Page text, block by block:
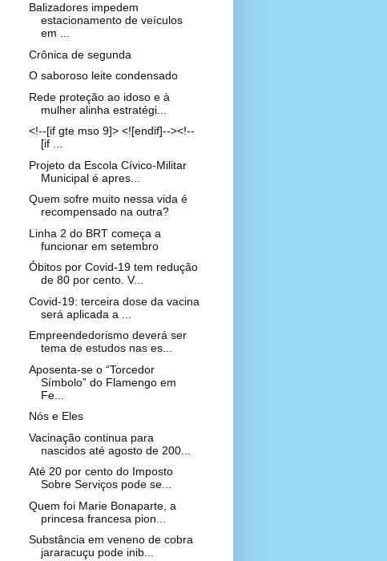
Balizadores impedem
estacionamento de veículos
em ...
Crônica de segunda
O saboroso leite condensado
Rede proteção ao idoso e à
mulher alinha estratégi...
<!--[if gte mso 9]> <![endif]--><!--
[if ...
Projeto da Escola Cívico-Militar
Municipal é apres...
Quem sofre muito nessa vida é
recompensado na outra?
Linha 2 do BRT começa a
funcionar em setembro
Óbitos por Covid-19 tem redução
de 80 por cento. V...
Covid-19: terceira dose da vacina
será aplicada a ...
Empreendedorismo deverá ser
tema de estudos nas es...
Aposenta-se o “Torcedor
Símbolo” do Flamengo em
Fe...
Nós e Eles
Vacinação continua para
nascidos até agosto de 200...
Até 20 por cento do Imposto
Sobre Serviços pode se...
Quem foi Marie Bonaparte, a
princesa francesa pion...
Substância em veneno de cobra
jararacuçu pode inib...